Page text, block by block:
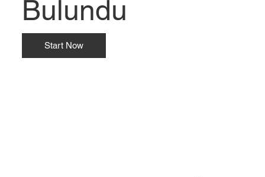
Bulundu
Start Now